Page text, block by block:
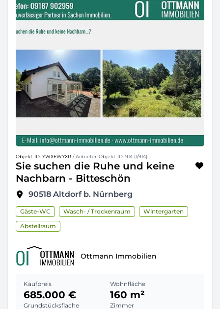
Objekt-ID: YWXEWYXR / Anbieter-Objekt-ID: 914 (1/914)
Sie suchen die Ruhe und keine
Nachbarn - Bitteschön
90518 Altdorf b. Nürnberg
Gäste-WC Wasch- / Trockenraum
Wintergarten
Abstellraum
Ottmann Immobilien
Kaufpreis
685.000 €
Wohnfläche
160 m²
Grundstücksfläche Zimmer